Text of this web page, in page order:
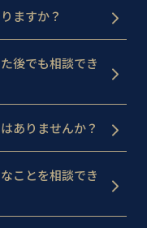
ますか？
後でも相談でき
ありませんか？
ことを相談でき